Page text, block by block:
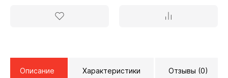
Описание Характеристики Отзывы (0)